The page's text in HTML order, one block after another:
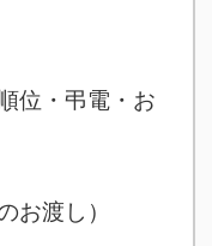
位・弔電・お
お渡し）